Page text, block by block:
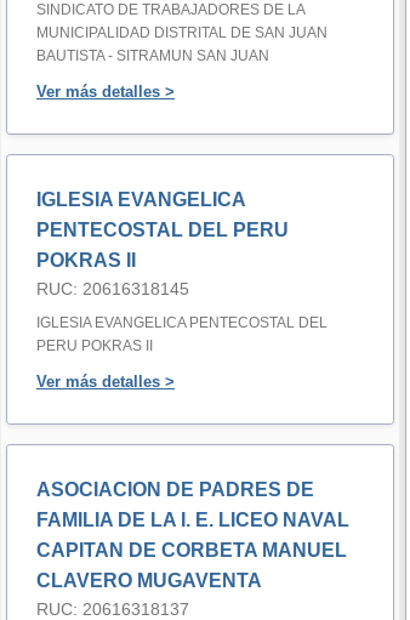
SINDICATO DE TRABAJADORES DE LA
MUNICIPALIDAD DISTRITAL DE SAN JUAN
BAUTISTA - SITRAMUN SAN JUAN
Ver más detalles >
IGLESIA EVANGELICA
PENTECOSTAL DEL PERU
POKRAS II
RUC: 20616318145
IGLESIA EVANGELICA PENTECOSTAL DEL
PERU POKRAS II
Ver más detalles >
ASOCIACION DE PADRES DE
FAMILIA DE LA I. E. LICEO NAVAL
CAPITAN DE CORBETA MANUEL
CLAVERO MUGAVENTA
RUC: 20616318137